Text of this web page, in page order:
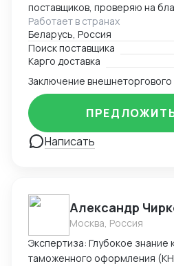
поставщиков, проверяю на
выстраиваю долгосрочные
Осуществляю полный цикл
производителями от поиска
товаров, до поставки
Берусь за сложные проекты и
нестандартные вопросы.
Работает в странах
Беларусь, Россия
Поиск поставщика
Карго доставка
Написать
Александр
Москва, Россия
Экспертиза: Глубокое знание
таможенного оформления